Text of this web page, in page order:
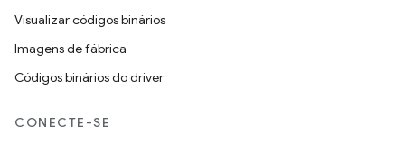
Visualizar códigos binários
Imagens de fábrica
Códigos binários do driver
CONECTE-SE